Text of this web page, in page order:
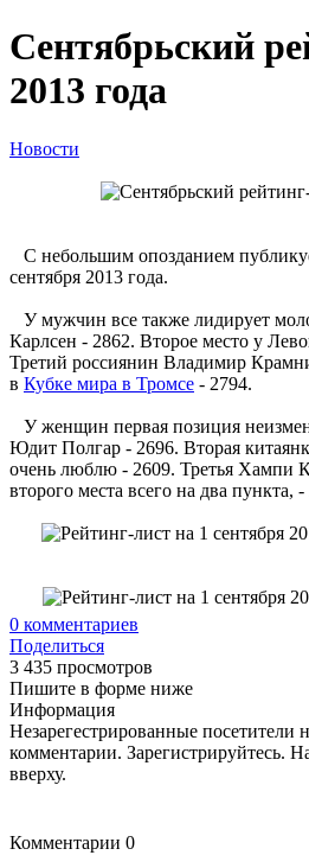
Сентябрьский
2013 года
Новости
С небольшим опозданием
сентября 2013 года.
У мужчин все также лидирует
Карлсен - 2862. Второе место у
Третий россиянин Владимир
в Кубке мира в Тромсе - 2794.
У женщин первая позиция
Юдит Полгар - 2696. Вторая
очень люблю - 2609. Третья Хампи
второго места всего на два пункта, -
0 комментариев
Поделиться
3 435 просмотров
Пишите в форме ниже
Информация
Незарегестрированные посетители
комментарии. Зарегистрируйтесь.
вверху.
Комментарии 0